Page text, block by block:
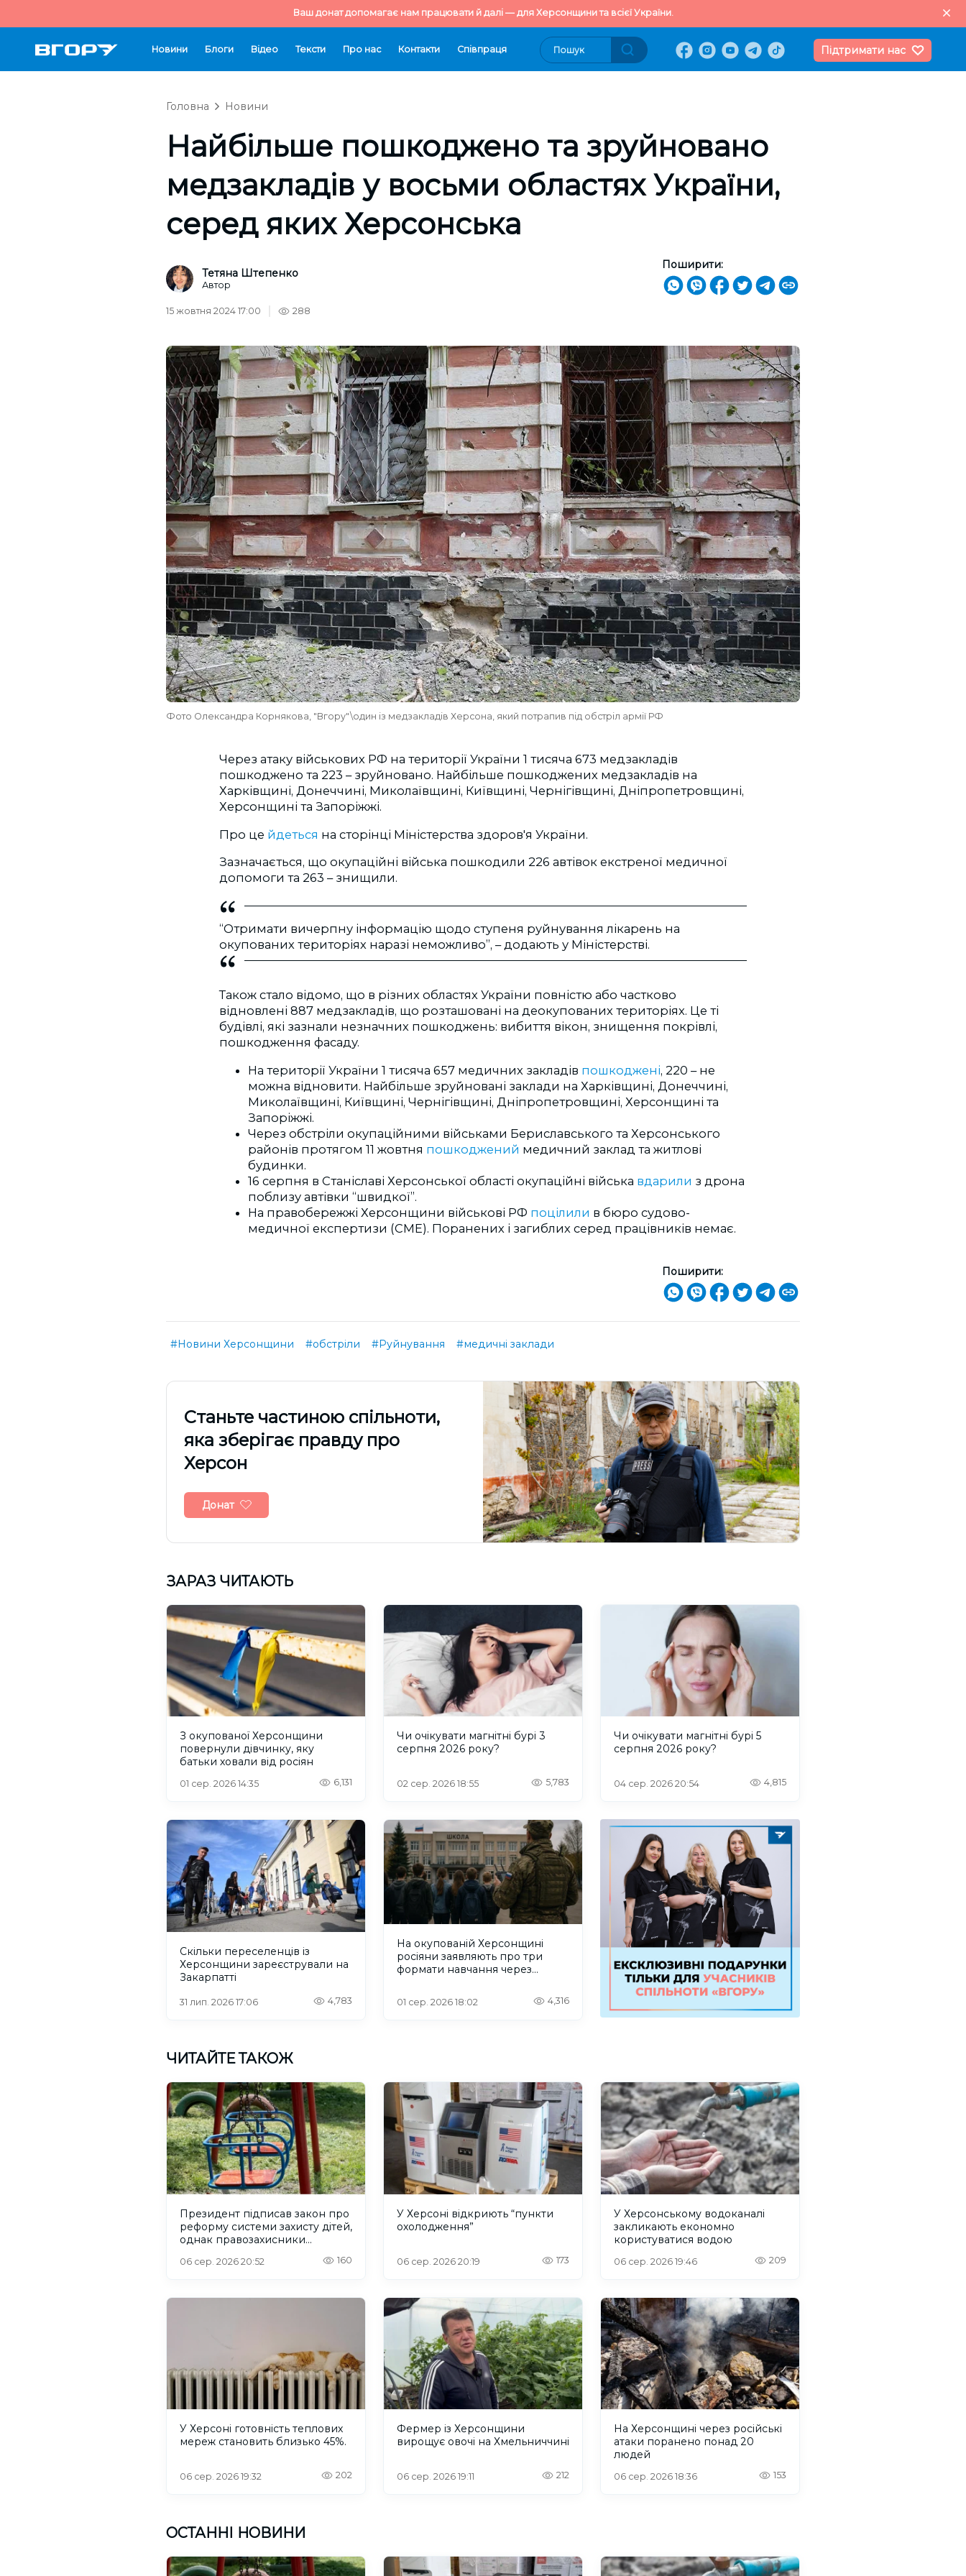
Ваш донат допомагає нам працювати й далі — для Херсонщини та всієї України.
Новини Блоги Відео Тексти Про нас Контакти Cпівпраця Підтримати нас
Головна Новини
Найбільше пошкоджено та зруйновано
медзакладів у восьми областях України,
серед яких Херсонська
Тетяна Штепенко
Автор
Поширити:
15 жовтня 2024 17:00 288
Фото Олександра Корнякова, "Вгору"\один із медзакладів Херсона, який потрапив під обстріл армії РФ
Через атаку військових РФ на території України 1 тисяча 673 медзакладів
пошкоджено та 223 – зруйновано. Найбільше пошкоджених медзакладів на
Харківщині, Донеччині, Миколаївщині, Київщині, Чернігівщині, Дніпропетровщині,
Херсонщині та Запоріжжі.
Про це йдеться на сторінці Міністерства здоров'я України.
Зазначається, що окупаційні війська пошкодили 226 автівок екстреної медичної
допомоги та 263 – знищили.
“Отримати вичерпну інформацію щодо ступеня руйнування лікарень на
окупованих територіях наразі неможливо”, – додають у Міністерстві.
Також стало відомо, що в різних областях України повністю або частково
відновлені 887 медзакладів, що розташовані на деокупованих територіях. Це ті
будівлі, які зазнали незначних пошкоджень: вибиття вікон, знищення покрівлі,
пошкодження фасаду.
На території України 1 тисяча 657 медичних закладів пошкоджені, 220 – не
можна відновити. Найбільше зруйновані заклади на Харківщині, Донеччині,
Миколаївщині, Київщині, Чернігівщині, Дніпропетровщині, Херсонщині та
Запоріжжі.
Через обстріли окупаційними військами Бериславського та Херсонського
районів протягом 11 жовтня пошкоджений медичний заклад та житлові
будинки.
16 серпня в Станіславі Херсонської області окупаційні війська вдарили з дрона
поблизу автівки “швидкої”.
На правобережжі Херсонщини військові РФ поцілили в бюро судово-
медичної експертизи (СМЕ). Поранених і загиблих серед працівників немає.
Поширити:
#Новини Херсонщини #обстріли #Руйнування #медичні заклади
Cтаньте частиною спільноти,
яка зберігає правду про
Херсон
Донат
ЗАРАЗ ЧИТАЮТЬ
З окупованої Херсонщини
повернули дівчинку, яку
батьки ховали від росіян
01 сер. 2026 14:35 6,131
Чи очікувати магнітні бурі 3
серпня 2026 року?
02 сер. 2026 18:55 5,783
Чи очікувати магнітні бурі 5
серпня 2026 року?
04 сер. 2026 20:54 4,815
Скільки переселенців із
Херсонщини зареєстрували на
Закарпатті
31 лип. 2026 17:06 4,783
На окупованій Херсонщині
росіяни заявляють про три
формати навчання через
01 сер. 2026 18:02 4,316
ЧИТАЙТЕ ТАКОЖ
Президент підписав закон про
реформу системи захисту дітей,
однак правозахисники
06 сер. 2026 20:52 160
У Херсоні відкриють “пункти
охолодження”
06 сер. 2026 20:19 173
У Херсонському водоканалі
закликають економно
користуватися водою
06 сер. 2026 19:46 209
У Херсоні готовність теплових
мереж становить близько 45%.
06 сер. 2026 19:32 202
Фермер із Херсонщини
вирощує овочі на Хмельниччині
06 сер. 2026 19:11 212
На Херсонщині через російські
атаки поранено понад 20
людей
06 сер. 2026 18:36 153
ОСТАННІ НОВИНИ